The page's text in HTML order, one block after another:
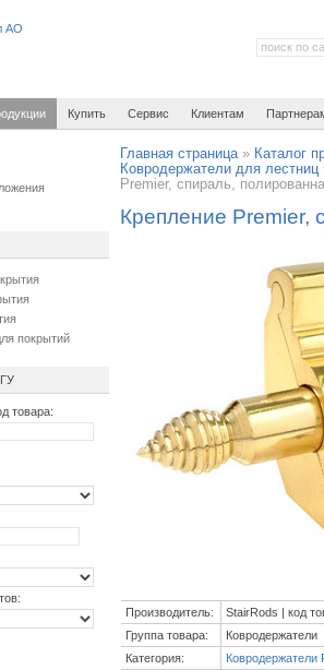
Купить Сервис Клиентам
покрытий
товара:
Главная страница» Каталог
Ковродержатели для лестниц
Premier, спираль,
Крепление Premier,
Производитель:
StairRods | код
Группа товара:
Ковродержатели
Категория:
Ковродержатели